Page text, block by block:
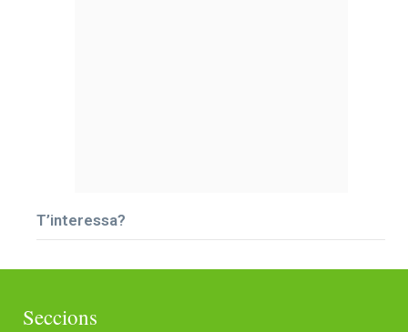
T’interessa?
Seccions